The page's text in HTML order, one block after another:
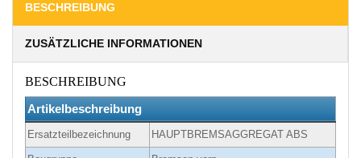
BESCHREIBUNG
ZUSÄTZLICHE INFORMATIONEN
BESCHREIBUNG
Artikelbeschreibung
Ersatzteilbezeichnung HAUPTBREMSAGGREGAT ABS